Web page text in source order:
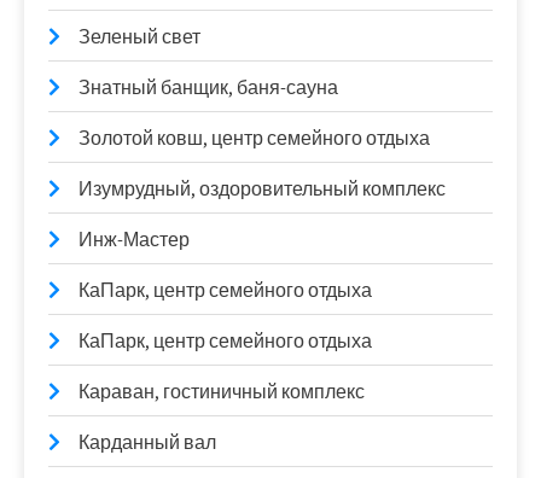
Зеленый свет
Знатный банщик, баня-сауна
Золотой ковш, центр семейного отдыха
Изумрудный, оздоровительный комплекс
Инж-Мастер
КаПарк, центр семейного отдыха
КаПарк, центр семейного отдыха
Караван, гостиничный комплекс
Карданный вал